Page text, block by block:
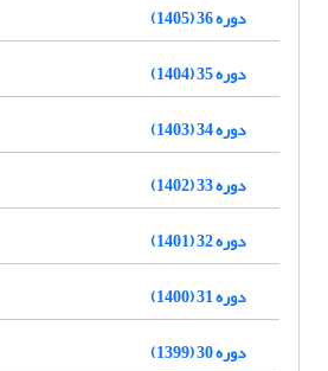
دوره 36 (1405)
دوره 35 (1404)
دوره 34 (1403)
دوره 33 (1402)
دوره 32 (1401)
دوره 31 (1400)
دوره 30 (1399)